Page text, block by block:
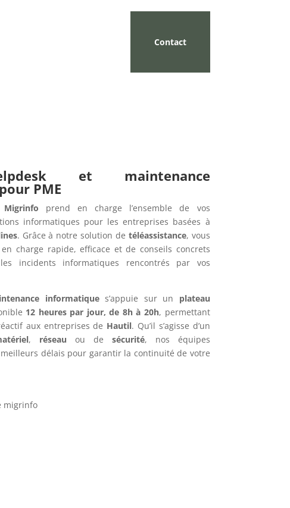
Contact
et maintenance
PME
prend en charge l’ensemble de vos
informatiques pour les entreprises basées à
. Grâce à notre solution de téléassistance, vous
en charge rapide, efficace et de conseils concrets
incidents informatiques rencontrés par vos
informatiques’appuie sur un plateau
12 heures par jour, de 8h à 20h, permettant
aux entreprises de Hautil. Qu’il s’agisse d’un
, réseau ou de sécurité, nos équipes
délais pour garantir la continuité de votre